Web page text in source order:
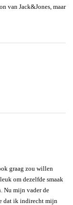
van Jack&Jones, maar
graag zou willen
om dezelfde smaak
Nu mijn vader de
dat ik indirecht mijn